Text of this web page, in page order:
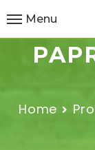
Menu
Home